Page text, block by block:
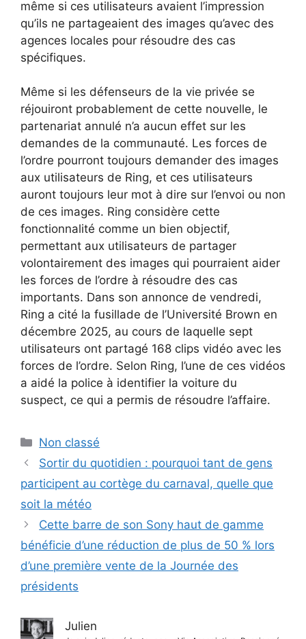
même si ces utilisateurs avaient l’impression
qu’ils ne partageaient des images qu’avec des
agences locales pour résoudre des cas
spécifiques.
Même si les défenseurs de la vie privée se
réjouiront probablement de cette nouvelle, le
partenariat annulé n’a aucun effet sur les
demandes de la communauté. Les forces de
l’ordre pourront toujours demander des images
aux utilisateurs de Ring, et ces utilisateurs
auront toujours leur mot à dire sur l’envoi ou non
de ces images. Ring considère cette
fonctionnalité comme un bien objectif,
permettant aux utilisateurs de partager
volontairement des images qui pourraient aider
les forces de l’ordre à résoudre des cas
importants. Dans son annonce de vendredi,
Ring a cité la fusillade de l’Université Brown en
décembre 2025, au cours de laquelle sept
utilisateurs ont partagé 168 clips vidéo avec les
forces de l’ordre. Selon Ring, l’une de ces vidéos
a aidé la police à identifier la voiture du
suspect, ce qui a permis de résoudre l’affaire.
Catégories
Non classé
Sortir du quotidien : pourquoi tant de gens
participent au cortège du carnaval, quelle que
soit la météo
Cette barre de son Sony haut de gamme
bénéficie d’une réduction de plus de 50 % lors
d’une première vente de la Journée des
présidents
Julien